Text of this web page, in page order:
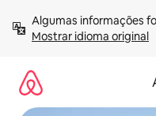
para
Mostrar idioma original